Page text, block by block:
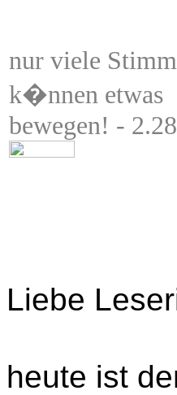
nur viele
k�nnen etwas
bewegen! -
Liebe
heute ist